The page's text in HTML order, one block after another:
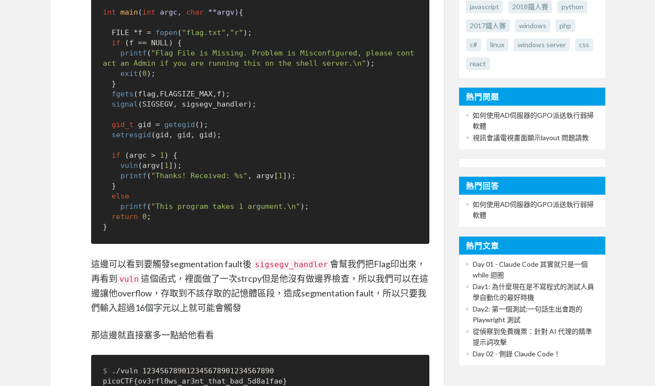
int main (int argc, char **argv) {
  FILE *f =
fopen ( "flag.txt" , "r" );
if (f == NULL) {
printf ( "Flag File is Missing. Problem is Misconfigured, please cont
act an Admin if you are running this on the shell server.\n" );
exit (0);
fgets (flag,FLAGSIZE_MAX,f);
signal (SIGSEGV, sigsegv_handler);
gid_t gid = getegid ();
setresgid (gid, gid, gid);
if (argc > 1) {
vuln (argv[1]);
printf ( "Thanks! Received: %s" , argv[1]);
else
printf ( "This program takes 1 argument.\n" );
return
0 ;
這邊可以看到要觸發segmentation fault後 sigsegv_handler 會幫我們把Flag印出來，
再看到 vuln 這個函式，裡面做了一次strcpy但是他沒有做邊界檢查，所以我們可以在這
邊讓他overflow，存取到不該存取的記憶體區段，造成segmentation fault，所以只要我
們輸入超過16個字元以上就可能會觸發
那這邊就直接塞多一點給他看看
$
./vuln 123456789012345678901234567890
javascript 2018鐵人賽 python
2017鐵人賽 windows php
c# linux windows server css
react
熱門問題
如何使用AD伺服器的GPO派送執行弱掃
軟體
視訊會議電視畫面顯示layout 問題請教
熱門回答
如何使用AD伺服器的GPO派送執行弱掃
軟體
熱門文章
Day 01 - Claude Code 其實就只是一個
while 迴圈
Day1: 為什麼現在是不寫程式的測試人員
學自動化的最好時機
Day2: 第一個測試:一句話生出會跑的
Playwright 測試
從偵察到免費機票：針對 AI 代理的精準
提示詞攻擊
Day 02 - 側錄 Claude Code！